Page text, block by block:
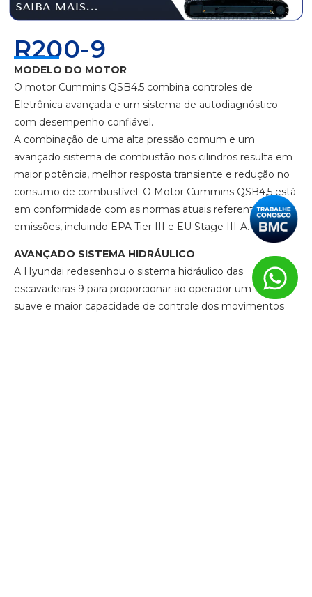
R200-9
MODELO DO MOTOR
O motor Cummins QSB4.5 combina controles de
Eletrônica avançada e um sistema de autodiagnóstico
com desempenho confiável.
A combinação de uma alta pressão comum e um
avançado sistema de combustão nos cilindros resulta em
maior potência, melhor resposta transiente e redução no
consumo de combustível. O Motor Cummins QSB4,5 está
em conformidade com as normas atuais referentes à
emissões, incluindo EPA Tier III e EU Stage III-A.
AVANÇADO SISTEMA HIDRÁULICO
A Hyundai redesenhou o sistema hidráulico das
escavadeiras 9 para proporcionar ao operador um toque
suave e maior capacidade de controle dos movimentos